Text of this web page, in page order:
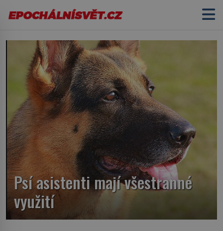
Psí asistenti mají všestranné
využití